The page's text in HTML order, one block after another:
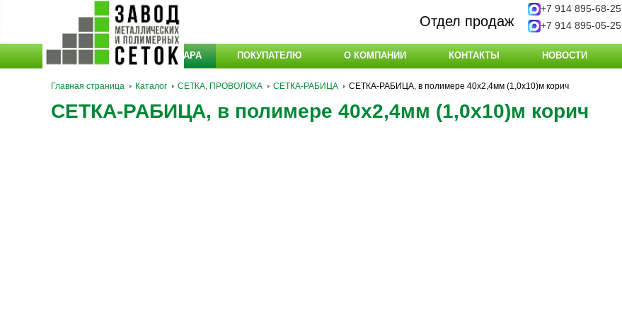
Отдел продаж
+7 914 895-68-25
+7 914 895-05-25
КАТАЛОГ ТОВАРА ПОКУПАТЕЛЮ О КОМПАНИИ КОНТАКТЫ НОВОСТИ
Главная страница Каталог СЕТКА, ПРОВОЛОКА СЕТКА-РАБИЦА СЕТКА-РАБИЦА, в полимере 40х2,4мм (1,0х10)м корич
СЕТКА-РАБИЦА, в полимере 40х2,4мм (1,0х10)м корич